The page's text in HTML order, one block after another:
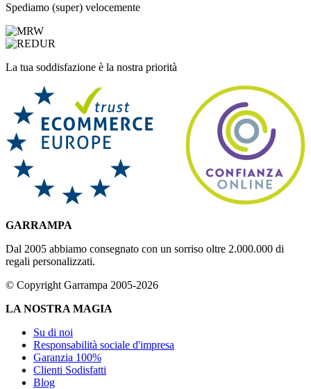
Spediamo (super) velocemente
La tua soddisfazione è la nostra priorità
GARRAMPA
Dal 2005 abbiamo consegnato con un sorriso oltre 2.000.000 di
regali personalizzati.
© Copyright Garrampa 2005-2026
LA NOSTRA MAGIA
Su di noi
Responsabilità sociale d'impresa
Garanzia 100%
Clienti Sodisfatti
Blog